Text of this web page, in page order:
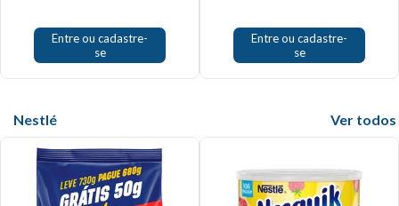
Entre ou cadastre-
se
Entre ou cadastre-
se
Nestlé